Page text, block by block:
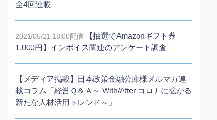
全4回連載
2021/05/21 18:00配信
【抽選でAmazonギフト券
1,000円】インボイス関連のアンケート調査
【メディア掲載】日本政策金融公庫様メルマガ連
載コラム「経営Ｑ＆Ａ～ With/After コロナに拡がる
新たな人材活用トレンド～」